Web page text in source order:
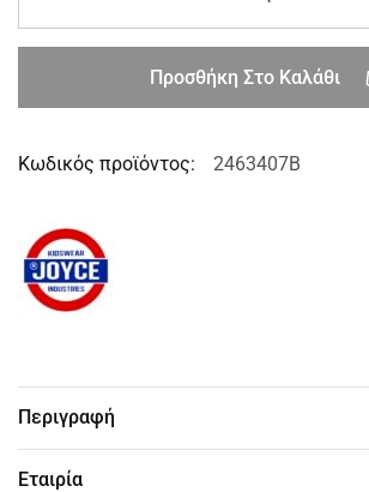
Προσθήκη Στο Καλάθι
Κωδικός προϊόντος: 2463407B
Περιγραφή
Εταιρία